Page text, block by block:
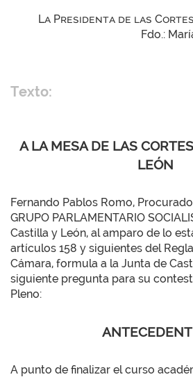
La Presidenta de las
Fdo.:
Texto:
A LA MESA DE LAS
LEÓN
Fernando Pablos Romo,
GRUPO PARLAMENTARIO
Castilla y León, al amparo de lo
artículos 158 y siguientes del
Cámara, formula a la Junta de
siguiente pregunta para su
Pleno:
A punto de finalizar el curso